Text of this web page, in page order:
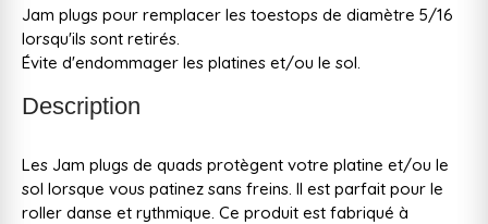
Jam plugs pour remplacer les toestops de diamètre 5/16
lorsqu'ils sont retirés.
Évite d'endommager les platines et/ou le sol.
Description
Les Jam plugs de quads protègent votre platine et/ou le
sol lorsque vous patinez sans freins. Il est parfait pour le
roller danse et rythmique. Ce produit est fabriqué à